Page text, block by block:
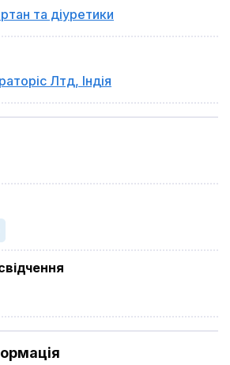
та діуретики
Лтд, Індія